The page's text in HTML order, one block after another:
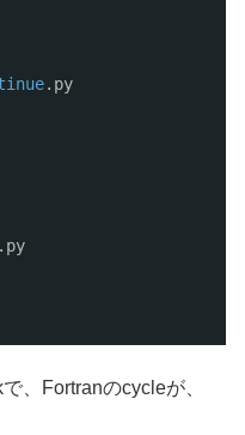
.py
.py
、Fortranのcycleが、